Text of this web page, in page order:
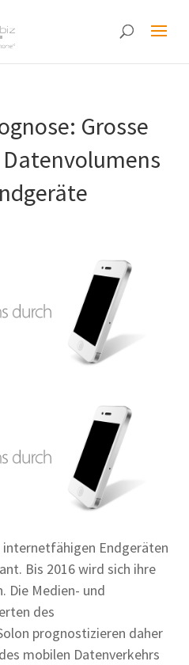
Grosse
Endgeräten
Bis 2016 wird sich ihre
Die Medien- und
des
prognostizieren daher
mobilen Datenverkehrs